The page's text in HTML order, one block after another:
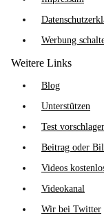
Werbung
Weitere Links
Blog
Unterstützen
Test
Beitrag oder
Videos
Videokanal
Wir bei Twitter